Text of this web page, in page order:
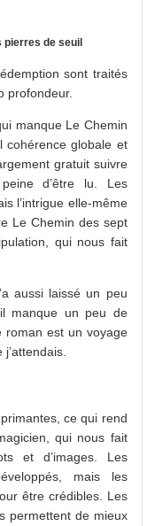
pierres de seuil
sont traités
profondeur.
manque Le Chemin
cohérence globale et
gratuit suivre
d’être lu. Les
l’intrigue elle-même
Le Chemin des sept
qui nous fait
aussi laissé un peu
il manque un peu de
roman est un voyage
ce qui rend
qui nous fait
et d’images. Les
mais les
être crédibles. Les
permettent de mieux